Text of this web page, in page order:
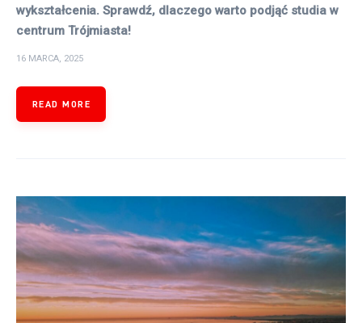
wykształcenia. Sprawdź, dlaczego warto podjąć studia w
centrum Trójmiasta!
16 MARCA, 2025
READ MORE